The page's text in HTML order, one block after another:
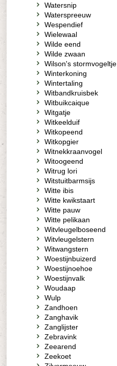
Watersnip
Waterspreeuw
Wespendief
Wielewaal
Wilde eend
Wilde zwaan
Wilson's stormvogeltje
Winterkoning
Wintertaling
Witbandkruisbek
Witbuikcaique
Witgatje
Witkeelduif
Witkopeend
Witkopgier
Witnekkraanvogel
Witoogeend
Witrug lori
Witstuitbarmsijs
Witte ibis
Witte kwikstaart
Witte pauw
Witte pelikaan
Witvleugelboseend
Witvleugelstern
Witwangstern
Woestijnbuizerd
Woestijnoehoe
Woestijnvalk
Woudaap
Wulp
Zandhoen
Zanghavik
Zanglijster
Zebravink
Zeearend
Zeekoet